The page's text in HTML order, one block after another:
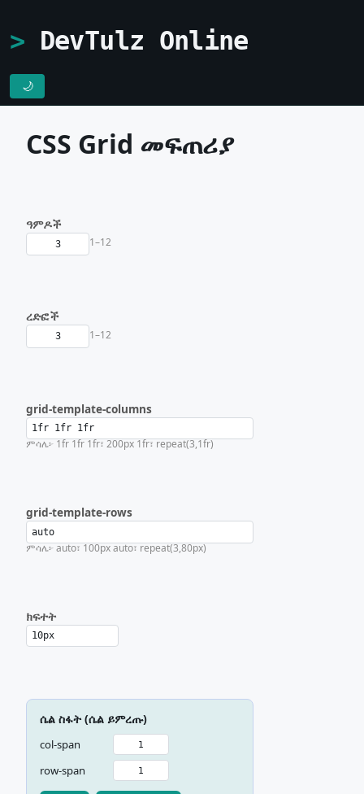
DevTulz Online
🌙
CSS Grid መፍጠሪያ
ዓምዶች
1–12
ረድፎች
1–12
grid-template-columns
ምሳሌ፦ 1fr 1fr 1fr፣ 200px 1fr፣ repeat(3,1fr)
grid-template-rows
ምሳሌ፦ auto፣ 100px auto፣ repeat(3,80px)
ክፍተት
ሴል ስፋት (ሴል ይምረጡ)
col-span
row-span